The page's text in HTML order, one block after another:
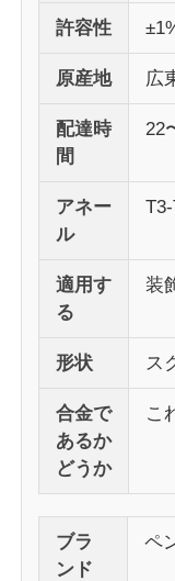
家
製品
私たちについて
工場 ツアー
品質管理
許容性
原産地 広
配達時
間
22
アネー
ル
適用す
る
装
形状 ス
合金で
あるか
どうか
こ
ブラ
ンド
ペ